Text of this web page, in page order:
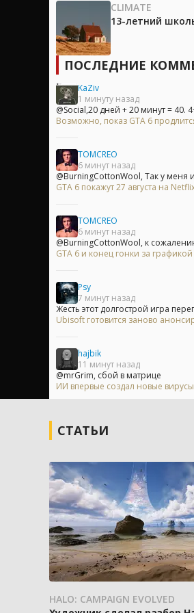
CLIMATE
13-летний
ПОСЛЕДНИЕ
KaZiv
1 минуту назад
@Social,20 дней + 20 минут = 40.
Возможно, показ GTA 6
TOMCREO
6 минут назад
@BurningCottonWool, Так у меня
GTA 6 покажут 27 августа на
TOMCREO
6 минут назад
@BurningCottonWool, к
GTA 6 и конец гонки за
Psy
7 минут назад
Жесть этот долгострой игра
Ubisoft готовится заново
hajbik
11 минут назад
@mrGrim, сбой в матрице
ИИ впервые создал новые
СТАТЬИ
HALO: CAMPAIGN EVOLVED